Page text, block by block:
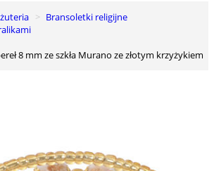
Bransoletki religijne
8 mm ze szkła Murano ze złotym krzyżykiem